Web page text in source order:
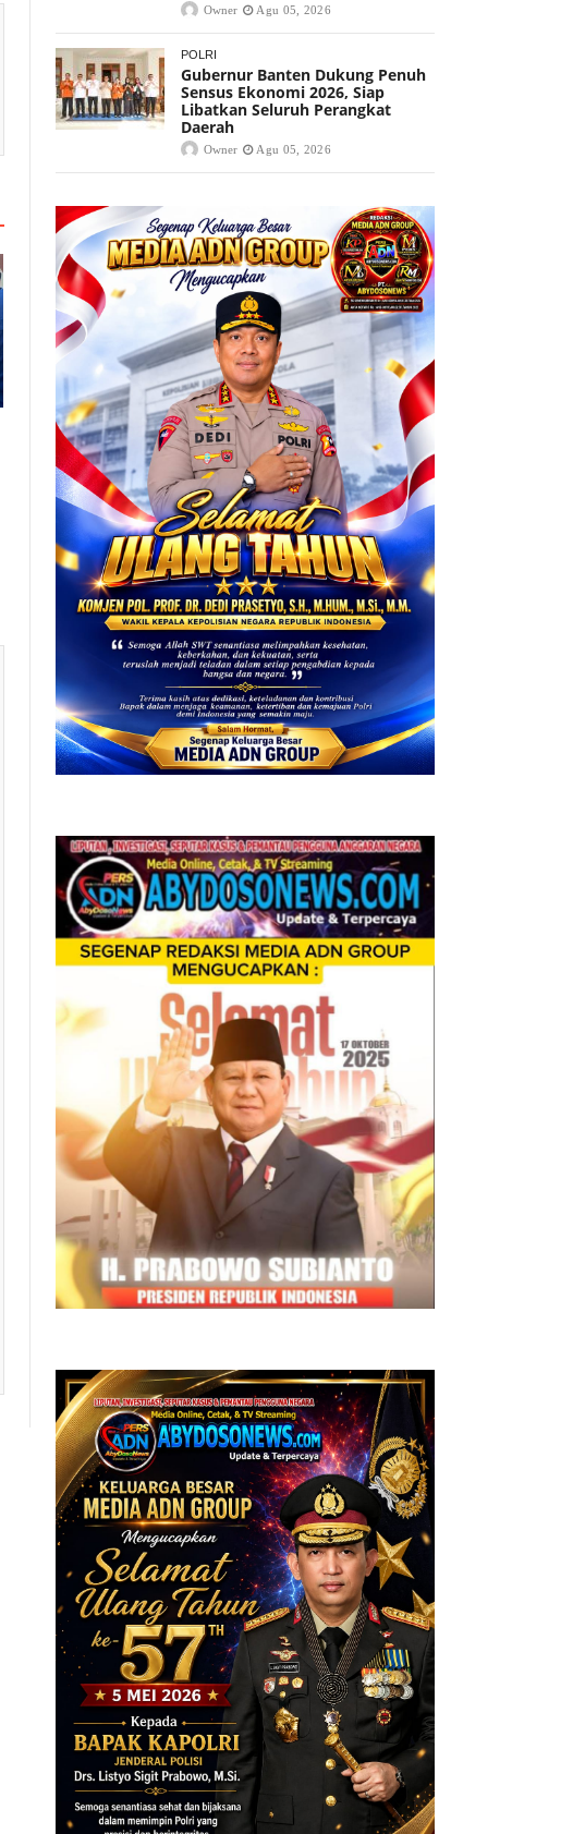
Owner Agu 05, 2026
POLRI
Gubernur Banten Dukung Penuh
Sensus Ekonomi 2026, Siap
Libatkan Seluruh Perangkat
Daerah
Owner Agu 05, 2026